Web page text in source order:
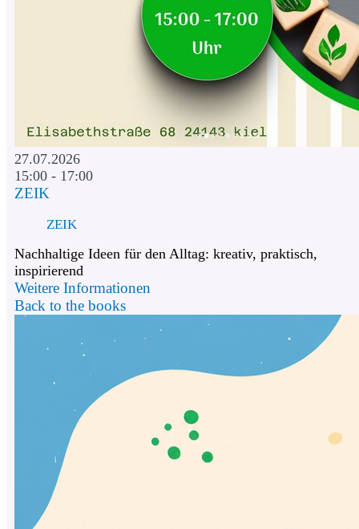
27.07.2026
15:00 - 17:00
ZEIK
ZEIK
Nachhaltige Ideen für den Alltag: kreativ, praktisch,
inspirierend
Weitere Informationen
Back to the books